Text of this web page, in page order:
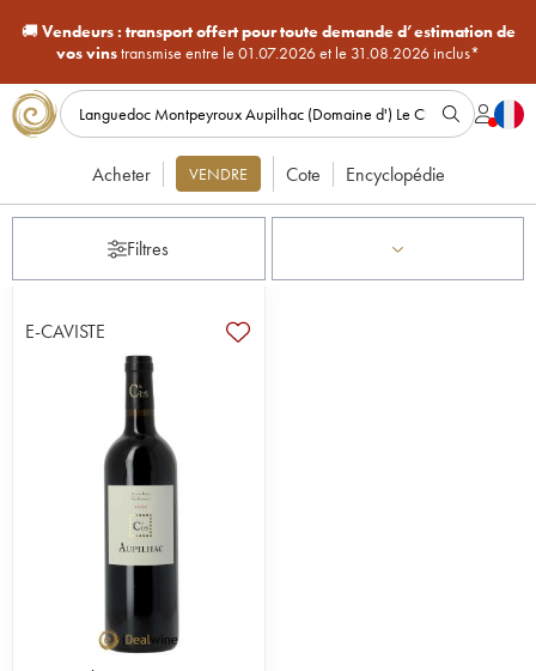
🚚Vendeurs : transport offert pour toute demande d’estimation de
vos vinstransmise entre le 01.07.2026 et le 31.08.2026 inclus*
Acheter VENDRE Cote Encyclopédie
Filtres
E-CAVISTE